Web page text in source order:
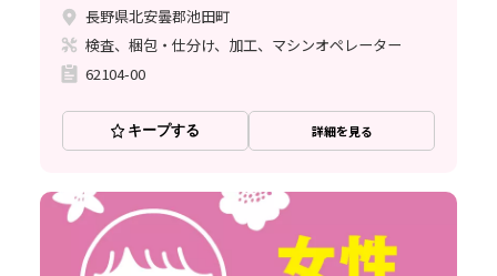
長野県北安曇郡池田町
検査、梱包・仕分け、加工、マシンオペレーター
62104-00
キープする 詳細を見る